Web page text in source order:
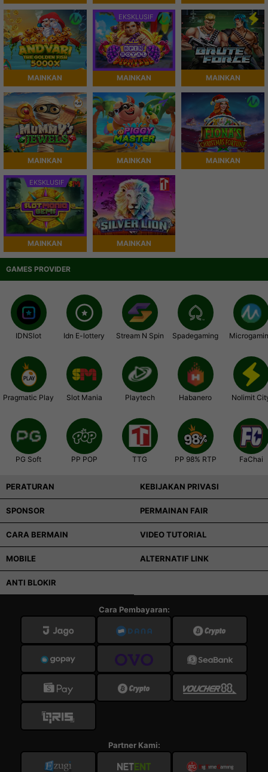
MAINKAN
EKSKLUSIF
MAINKAN MAINKAN
MAINKAN MAINKAN MAINKAN
EKSKLUSIF
MAINKAN MAINKAN
GAMES PROVIDER
IDNSlot
Pragmatic Play
PG Soft
Idn E-lottery
Slot Mania
PP POP
Stream N Spin
Playtech
TTG
Spadegaming
Habanero
PP 98% RTP
Nolimit
FaChai
PERATURAN KEBIJAKAN PRIVASI
SPONSOR PERMAINAN FAIR
CARA BERMAIN VIDEO TUTORIAL
MOBILE ALTERNATIF LINK
ANTI BLOKIR
Cara Pembayaran:
Partner Kami: